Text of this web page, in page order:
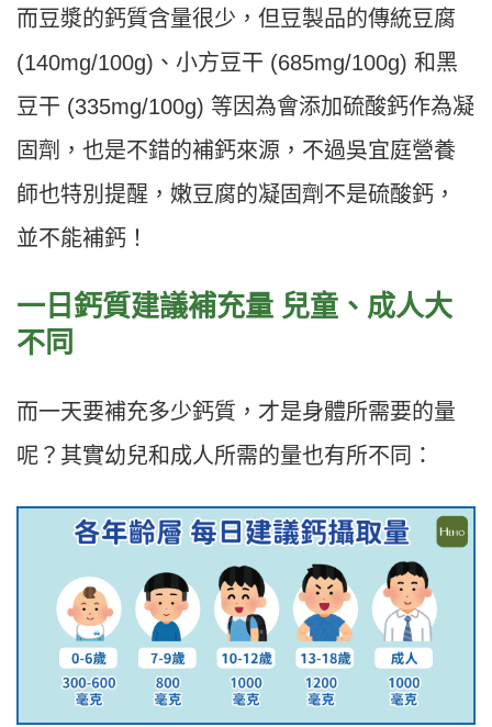
而豆漿的鈣質含量很少，但豆製品的傳統豆腐
(140mg/100g)、小方豆干 (685mg/100g) 和黑
豆干 (335mg/100g) 等因為會添加硫酸鈣作為凝
固劑，也是不錯的補鈣來源，不過吳宜庭營養
師也特別提醒，嫩豆腐的凝固劑不是硫酸鈣，
並不能補鈣！
一日鈣質建議補充量 兒童、成人大
不同
而一天要補充多少鈣質，才是身體所需要的量
呢？其實幼兒和成人所需的量也有所不同：